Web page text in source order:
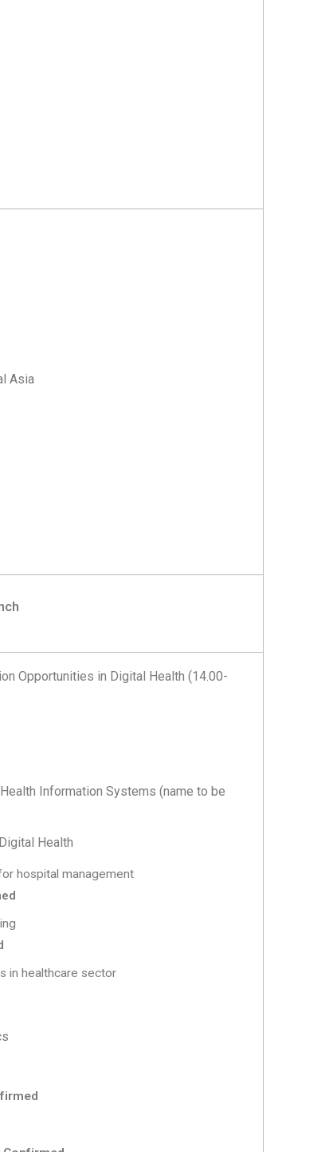
Asia
Opportunities in Digital Health(14.00-
Information Systems (name to be
Health
hospital management
in healthcare sector